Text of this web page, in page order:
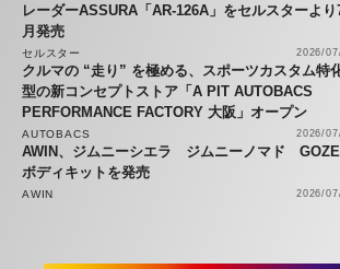
レーダーASSURA「AR-126A」をセルスターより
月発売
セルスター 2026/
クルマの “走り” を極める、スポーツカスタム特
型の新コンセプトストア「A PIT AUTOBACS
PERFORMANCE FACTORY 大阪」オープン
AUTOBACS 2026/
AWIN、ジムニーシエラ ジムニーノマド
ボディキットを発売
AWIN
2026/